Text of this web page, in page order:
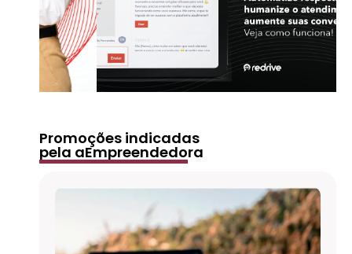
Promoções indicadas
pela aEmpreendedora